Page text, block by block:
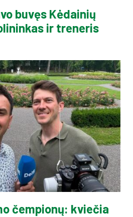
buvęs Kėdainių
ir treneris
čempionų: kviečia